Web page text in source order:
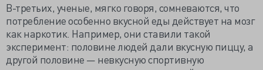
В-третьих, ученые, мягко говоря, сомневаются, что
потребление особенно вкусной еды действует на мозг
как наркотик. Например, они ставили такой
эксперимент: половине людей дали вкусную пиццу, а
другой половине — невкусную спортивную